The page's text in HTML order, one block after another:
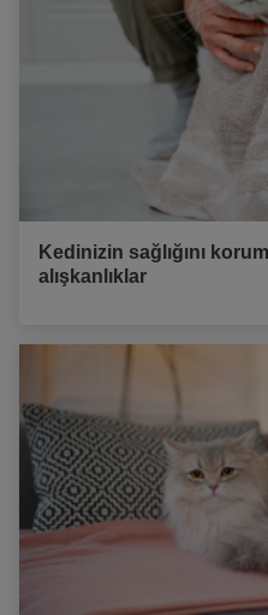
Kedinizin sağlığını
alışkanlıklar